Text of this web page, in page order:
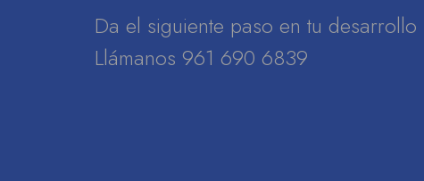
Da el siguiente paso en tu
Llámanos 961 690 6839